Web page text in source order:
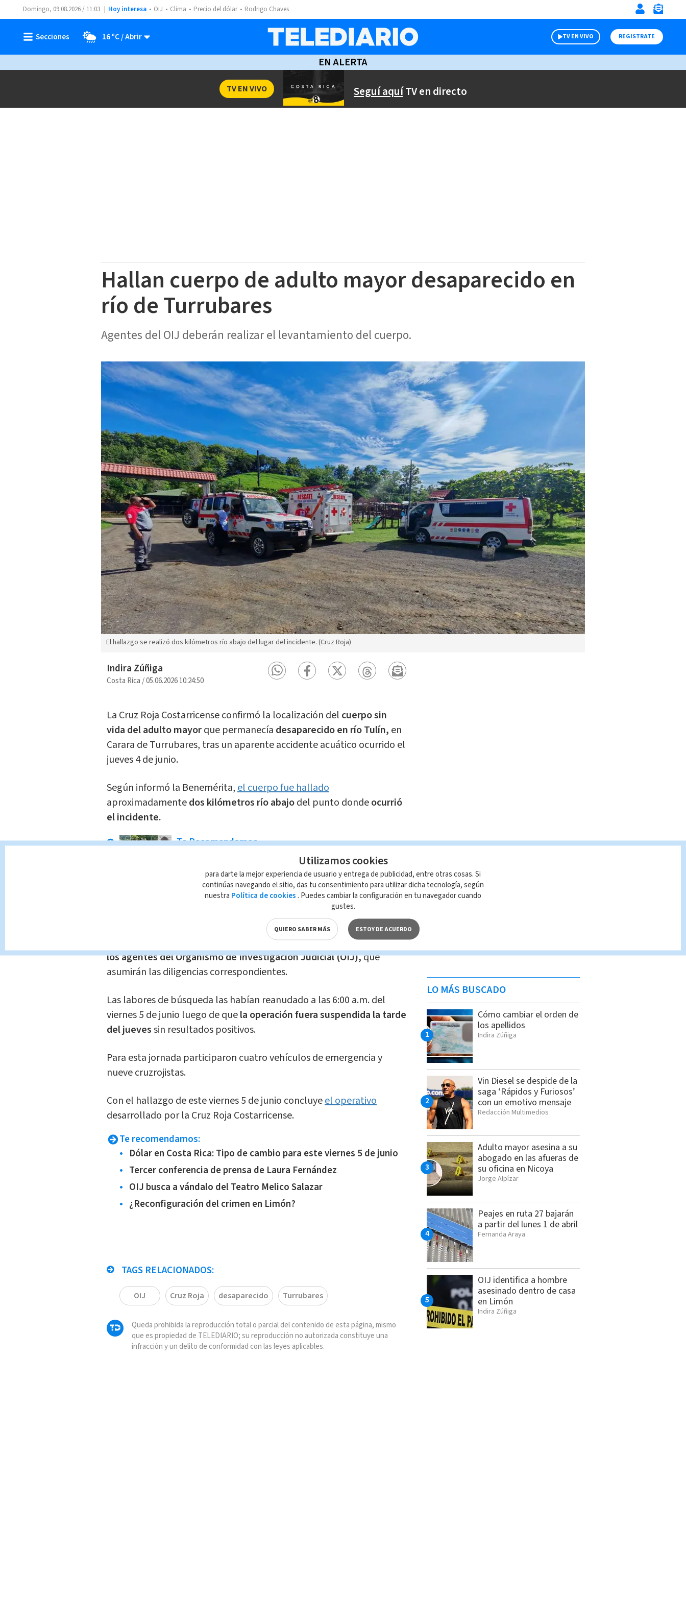
Domingo, 09.08.2026 / 11:03 Hoy interesa OIJ Clima Precio del dólar Rodrigo Chaves
16 ºC TV EN VIVO REGISTRATE
EN ALERTA
Seguí aquíTV en directo
TV EN VIVO
Hallan cuerpo de adulto mayor desaparecido en
río de Turrubares
Agentes del OIJ deberán realizar el levantamiento del cuerpo.
El hallazgo se realizó dos kilómetros río abajo del lugar del incidente. (Cruz Roja)
Indira Zúñiga
Costa Rica/05.06.2026 10:24:50
La Cruz Roja Costarricense confirmó la localización del cuerpo sin
vida del adulto mayorque permanecía desaparecido en río Tulín, en
Carara de Turrubares, tras un aparente accidente acuático ocurrido el
jueves 4 de junio.
Según informó la Benemérita,el cuerpo fue hallado
aproximadamentedos kilómetros río abajodel punto dondeocurrió
el incidente.
Te Recomendamos
Estas son las medidas cautelares que
deberán cumplir los policías detenidos en
Guanacaste
En Alerta Indira Zúñiga
Tras la ubicación del cuerpo, los equipos de rescate iniciaron las
trasladarlo a una zona segura
y coordinar su entrega a
los agentes del Organismo de Investigación Judicial (OIJ),que
asumirán las diligencias correspondientes.
Las labores de búsqueda las habían reanudado a las 6:00 a.m. del
viernes 5 de junio luego de quela operación fuera suspendida la tarde
del juevessin resultados positivos.
Para esta jornada participaron cuatro vehículos de emergencia y
nueve cruzrojistas.
Con el hallazgo de este viernes 5 de junio concluyeel operativo
desarrollado por la Cruz Roja Costarricense.
Te recomendamos:
Dólar en Costa Rica: Tipo de cambio para este viernes 5 de junio
Tercer conferencia de prensa de Laura Fernández
OIJ busca a vándalo del Teatro Melico Salazar
¿Reconfiguración del crimen en Limón?
TAGS RELACIONADOS:
OIJ Cruz Roja desaparecido Turrubares
Queda prohibida la reproducción total o parcial del contenido de esta página, mismo
que es propiedad de TELEDIARIO; su reproducción no autorizada constituye una
infracción y un delito de conformidad con las leyes aplicables.
LO MÁS BUSCADO
Cómo cambiar el orden de
los apellidos
Indira Zúñiga
Vin Diesel se despide de la
saga ‘Rápidos y Furiosos’
con un emotivo mensaje
Redacción Multimedios
Adulto mayor asesina a su
abogado en las afueras de
su oficina en Nicoya
Jorge Alpízar
Peajes en ruta 27 bajarán
a partir del lunes 1 de abril
Fernanda Araya
OIJ identifica a hombre
asesinado dentro de casa
en Limón
Indira Zúñiga
Utilizamos cookies
para darte la mejor experiencia de usuario y entrega de publicidad, entre otras cosas. Si
continúas navegando el sitio, das tu consentimiento para utilizar dicha tecnología, según
nuestra Política de cookies . Puedes cambiar la configuración en tu navegador cuando
gustes.
QUIERO SABER MÁS ESTOY DE ACUERDO